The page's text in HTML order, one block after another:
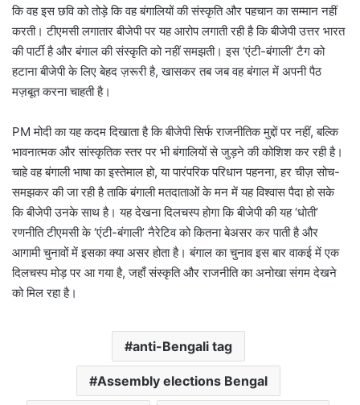
कि वह इस छवि को तोड़े कि वह बंगालियों की संस्कृति और पहचान का सम्मान नहीं
करती। टीएमसी लगातार बीजेपी पर यह आरोप लगाती रही है कि बीजेपी उत्तर भारत
की पार्टी है और बंगाल की संस्कृति को नहीं समझती। इस ‘एंटी-बंगाली’ टैग को
हटाना बीजेपी के लिए बेहद ज़रूरी है, खासकर तब जब वह बंगाल में अपनी पैठ
मज़बूत करना चाहती है।
PM मोदी का यह कदम दिखाता है कि बीजेपी सिर्फ राजनीतिक मुद्दों पर नहीं, बल्कि
भावनात्मक और सांस्कृतिक स्तर पर भी बंगालियों से जुड़ने की कोशिश कर रही है।
चाहे वह बंगाली भाषा का इस्तेमाल हो, या पारंपरिक परिधान पहनना, हर चीज़ सोच-
समझकर की जा रही है ताकि बंगाली मतदाताओं के मन में यह विश्वास पैदा हो सके
कि बीजेपी उनके साथ है। यह देखना दिलचस्प होगा कि बीजेपी की यह ‘धोती’
रणनीति टीएमसी के ‘एंटी-बंगाली’ नैरेटिव को कितना बेअसर कर पाती है और
आगामी चुनावों में इसका क्या असर होता है। बंगाल का चुनाव इस बार वाकई में एक
दिलचस्प मोड़ पर आ गया है, जहाँ संस्कृति और राजनीति का अनोखा संगम देखने
को मिल रहा है।
anti-Bengali tag
Assembly elections Bengal